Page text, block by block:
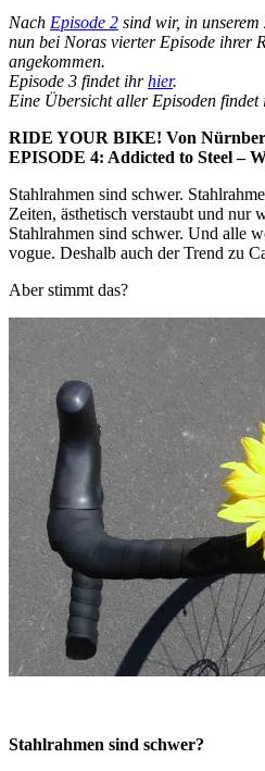
Nach Episode 2 sind wir, in
nun bei Noras vierter Episode ihrer
angekommen.
Episode 3 findet ihrhier.
Eine Übersicht aller Episoden findet
RIDE YOUR BIKE! Von
EPISODE 4: Addicted to Steel –
Stahlrahmen sind schwer.
Zeiten, ästhetisch verstaubt und nur
Stahlrahmen sind schwer. Und alle
vogue. Deshalb auch der Trend zu
Aber stimmt das?
Stahlrahmen sind schwer?